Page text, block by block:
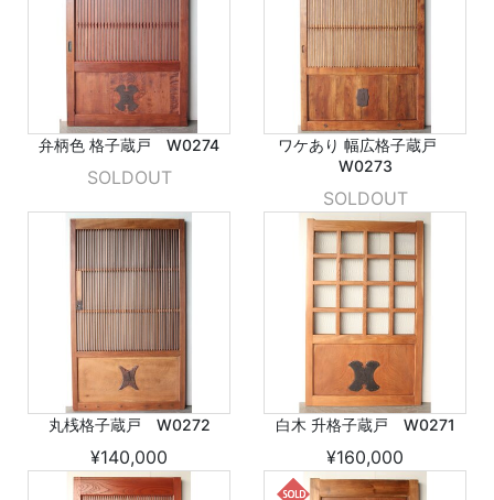
弁柄色 格子蔵戸 W0274
SOLDOUT
ワケあり 幅広格子蔵戸
W0273
SOLDOUT
丸桟格子蔵戸 W0272
¥140,000
白木 升格子蔵戸 W0271
¥160,000